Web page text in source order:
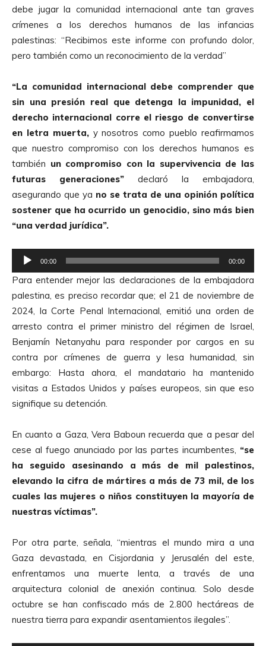
debe jugar la comunidad internacional ante tan graves
crímenes a los derechos humanos de las infancias
palestinas: “Recibimos este informe con profundo dolor,
pero también como un reconocimiento de la verdad”
“La comunidad internacional debe comprender que
sin una presión real que detenga la impunidad, el
derecho internacional corre el riesgo de convertirse
en letra muerta,y nosotros como pueblo reafirmamos
que nuestro compromiso con los derechos humanos es
también un compromiso con la supervivencia de las
futuras generaciones” declaró la embajadora,
asegurando que ya no se trata de una opinión política
sostener que ha ocurrido un genocidio, sino más bien
“una verdad jurídica”.
e
p
r
o
d
u
c
t
o
r
e
A
u
d
i
o
00:00 00:00
Para entender mejor las declaraciones de la embajadora
palestina, es preciso recordar que; el 21 de noviembre de
2024, la Corte Penal Internacional, emitió una orden de
arresto contra el primer ministro del régimen de Israel,
Benjamín Netanyahu para responder por cargos en su
contra por crímenes de guerra y lesa humanidad, sin
embargo: Hasta ahora, el mandatario ha mantenido
visitas a Estados Unidos y países europeos, sin que eso
signifique su detención.
En cuanto a Gaza, Vera Baboun recuerda que a pesar del
cese al fuego anunciado por las partes incumbentes, “se
ha seguido asesinando a más de mil palestinos,
elevando la cifra de mártires a más de 73 mil, de los
cuales las mujeres o niños constituyen la mayoría de
nuestras víctimas”.
Por otra parte, señala, “mientras el mundo mira a una
Gaza devastada, en Cisjordania y Jerusalén del este,
enfrentamos una muerte lenta, a través de una
arquitectura colonial de anexión continua. Solo desde
octubre se han confiscado más de 2.800 hectáreas de
nuestra tierra para expandir asentamientos ilegales”.